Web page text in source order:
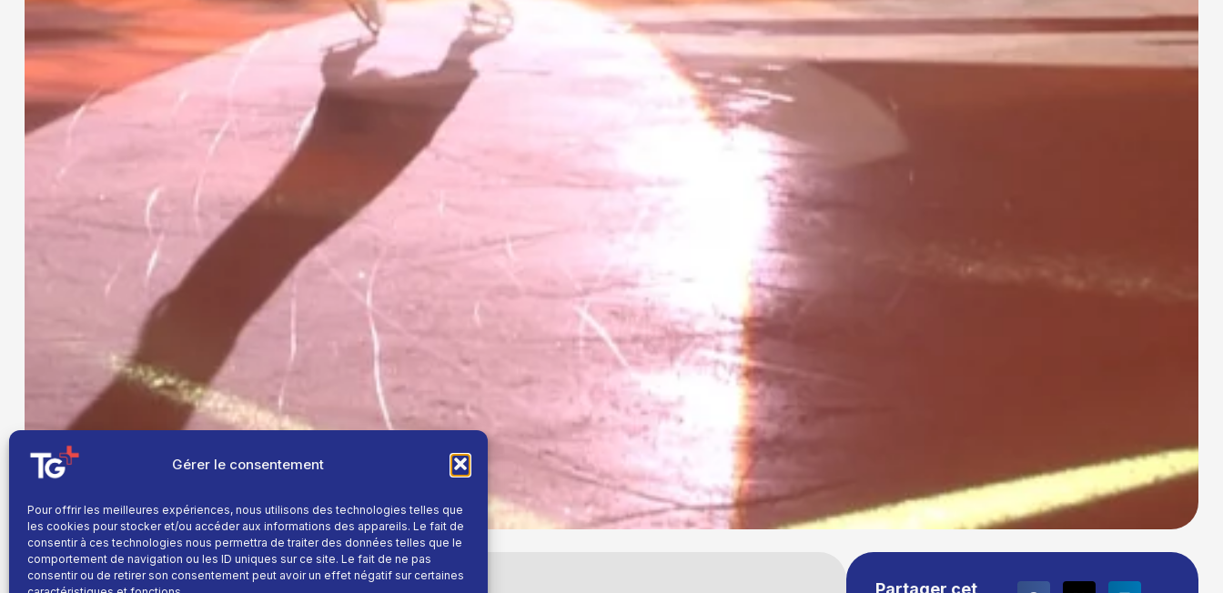
Gérer le consentement
Pour offrir les meilleures expériences, nous utilisons des technologies telles que
les cookies pour stocker et/ou accéder aux informations des appareils. Le fait de
consentir à ces technologies nous permettra de traiter des données telles que le
comportement de navigation ou les ID uniques sur ce site. Le fait de ne pas
consentir ou de retirer son consentement peut avoir un effet négatif sur certaines